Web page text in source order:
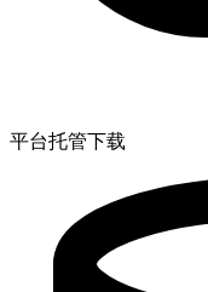
平台托管下载